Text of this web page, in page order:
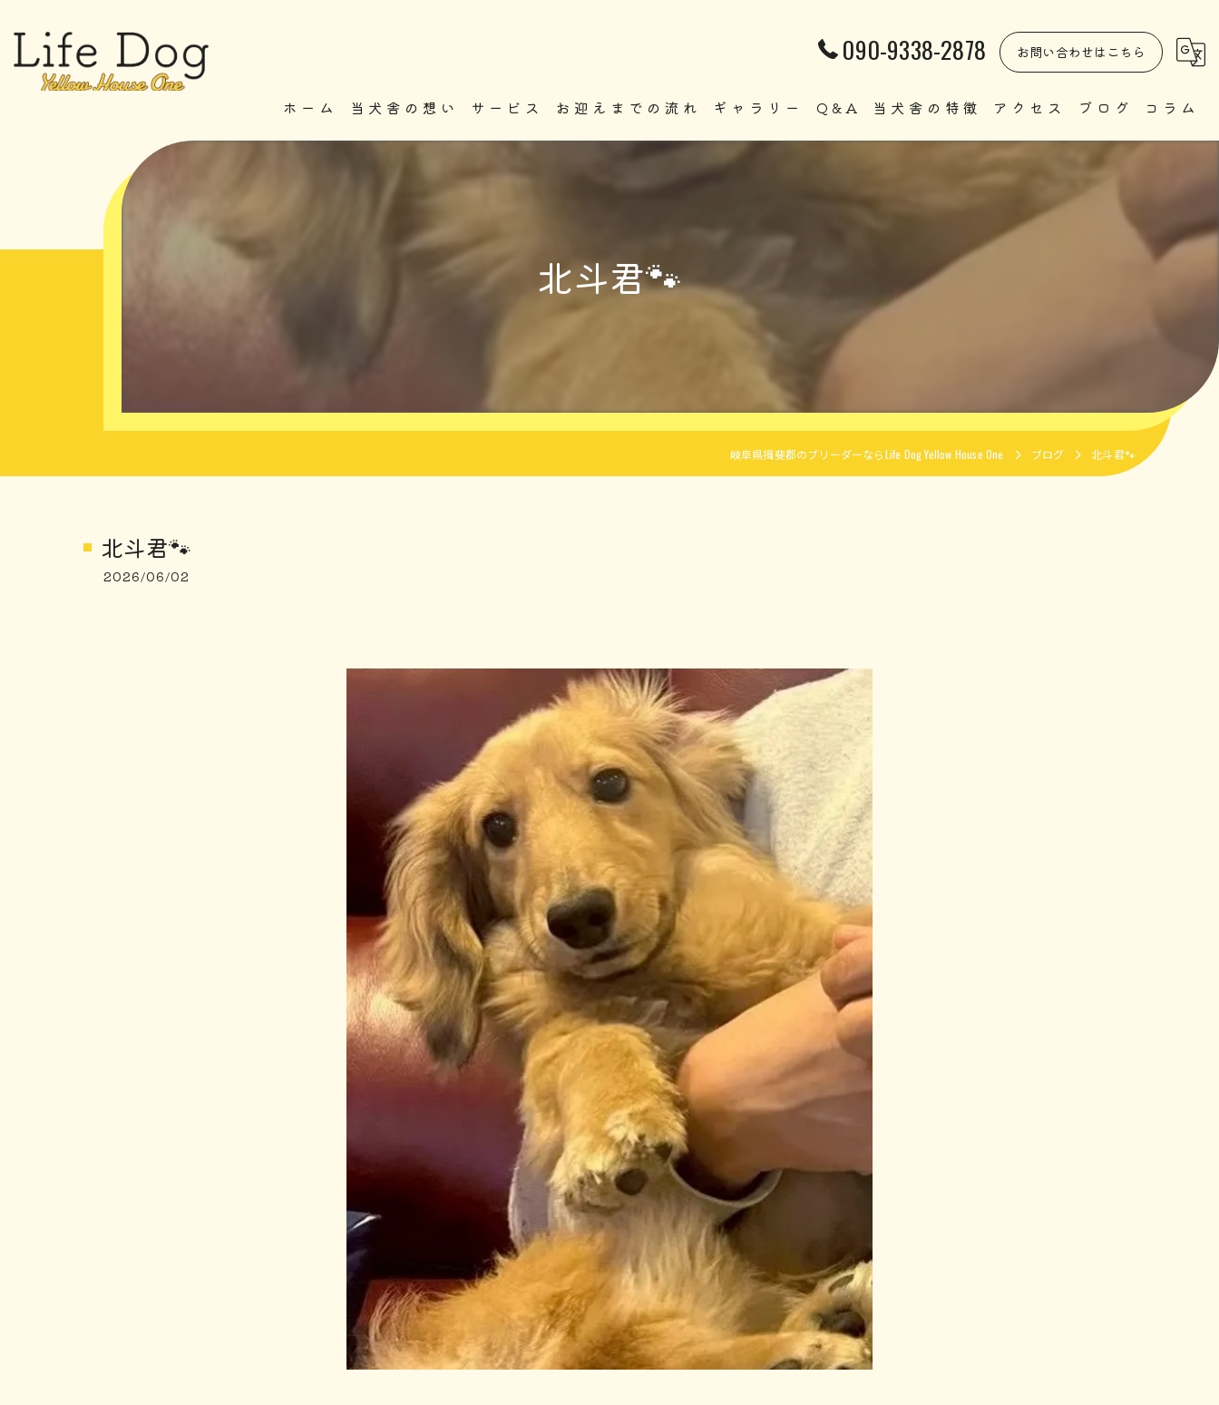
090-9338-2878 お問い合わせはこちら
ホーム 当犬舎の想い サービス お迎えまでの流れ ギャラリー Q&A 当犬舎の特徴
里親
アクセス ブログ コラム
北斗君🐾
岐阜県揖斐郡のブリーダーならLife Dog Yellow House One ブログ 北斗君🐾
北斗君🐾
2026/06/02